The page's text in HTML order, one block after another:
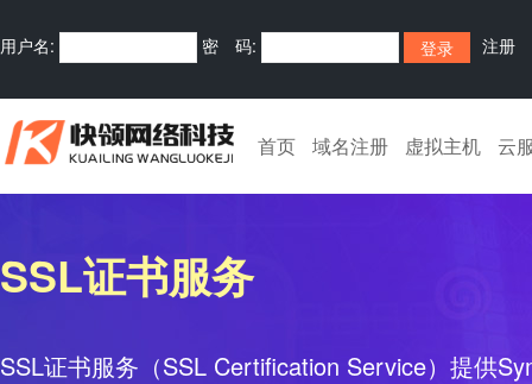
用户名: 密 码: 注册
首页 域名注册 虚拟主机 云
SSL证书服务
SSL证书服务（SSL Certification Service）提供